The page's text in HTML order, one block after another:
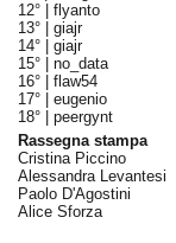
12° | flyanto
13° | giajr
14° | giajr
15° | no_data
16° | flaw54
17° | eugenio
18° | peergynt
Rassegna stampa
Cristina Piccino
Alessandra Levantesi
Paolo D'Agostini
Alice Sforza